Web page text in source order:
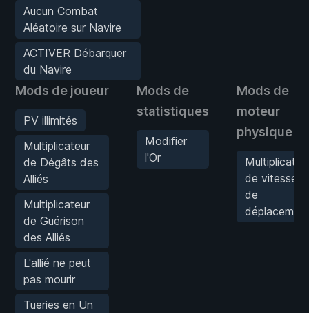
Aucun Combat
Aléatoire sur Navire
ACTIVER Débarquer
du Navire
Mods de joueur
PV illimités
Multiplicateur
de Dégâts des
Alliés
Multiplicateur
de Guérison
des Alliés
L'allié ne peut
pas mourir
Tueries en Un
Mods de
statistiques
Modifier
l'Or
Mods de
moteur
physique
de vitesse
de